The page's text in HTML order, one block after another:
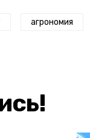
агрономия